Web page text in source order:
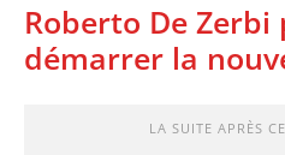
Roberto De
démarrer la
LA SUITE APRÈS